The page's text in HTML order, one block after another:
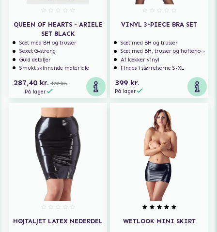
QUEEN OF HEARTS - ARIELE
SET BLACK
Sæt med BH og trusser
Sexet G-streng
Guld detaljer
Smukt skinnende materiale
287,40 kr. 479 kr.
På lager
VINYL 3-PIECE BRA SET
Sæt med BH og trusser
Sæt med BH, trusser og hofteholder
Af lækker vinyl
Findes i størrelserne S-XL
399 kr.
På lager
HØJTALJET LATEX NEDERDEL WETLOOK MINI SKIRT